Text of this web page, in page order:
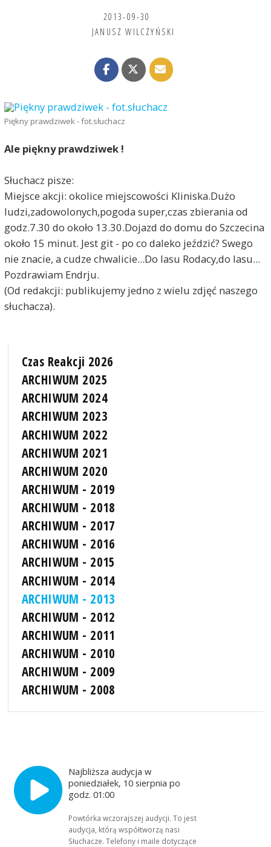
2013-09-30
JANUSZ WILCZYŃSKI
Piękny prawdziwek - fot.słuchacz
Ale piękny prawdziwek !
Słuchacz pisze:
Miejsce akcji: okolice miejscowości Kliniska.Dużo
ludzi,zadowolonych,pogoda super,czas zbierania od
godz.7.30 do około 13.30.Dojazd do domu do Szczecina
około 15 minut. Jest git - po co daleko jeździć? Swego
nie znacie, a cudze chwalicie...Do lasu Rodacy,do lasu...
Pozdrawiam Endrju.
(Od redakcji: publikujemy jedno z wielu zdjęć naszego
słuchacza).
Czas Reakcji 2026
ARCHIWUM 2025
ARCHIWUM 2024
ARCHIWUM 2023
ARCHIWUM 2022
ARCHIWUM 2021
ARCHIWUM 2020
ARCHIWUM - 2019
ARCHIWUM - 2018
ARCHIWUM - 2017
ARCHIWUM - 2016
ARCHIWUM - 2015
ARCHIWUM - 2014
ARCHIWUM - 2013
ARCHIWUM - 2012
ARCHIWUM - 2011
ARCHIWUM - 2010
ARCHIWUM - 2009
ARCHIWUM - 2008
Najbliższa audycja w
poniedziałek, 10 sierpnia po
godz. 01:00
Powtórka wczorajszej audycji. To jest
audycja, którą współtworzą nasi
Słuchacze. Telefony i maile dotyczące